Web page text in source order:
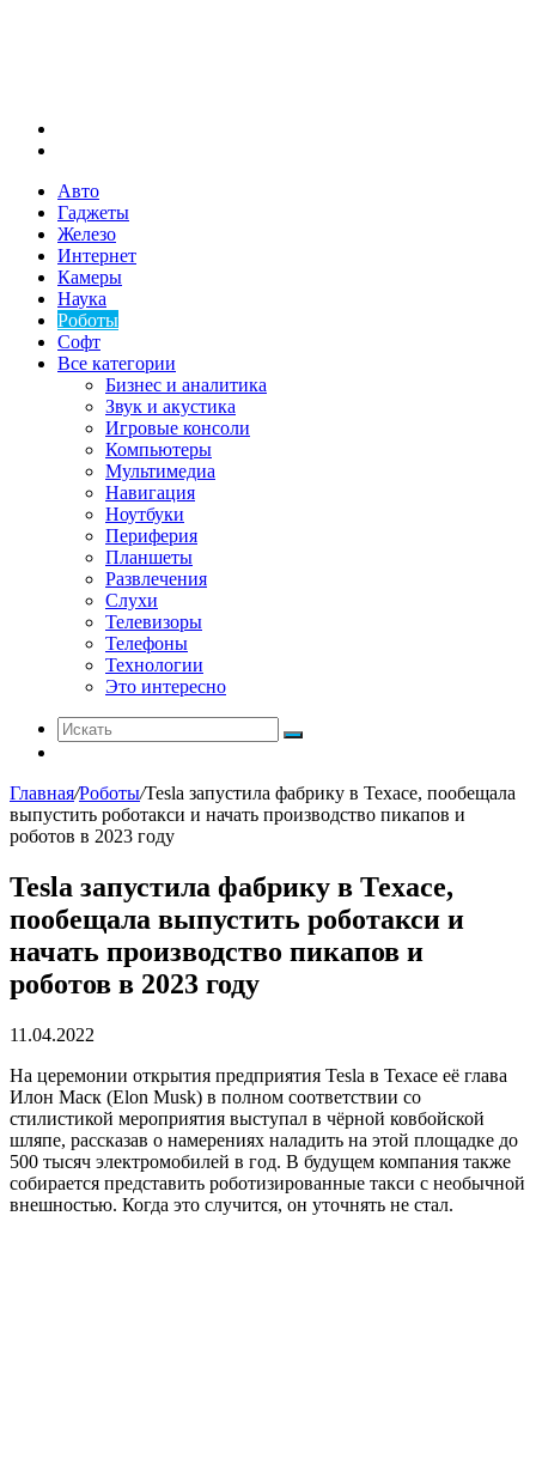
Авто
Гаджеты
Железо
Интернет
Камеры
Наука
Роботы
Софт
Все категории
Бизнес и аналитика
Звук и акустика
Игровые консоли
Компьютеры
Мультимедиа
Навигация
Ноутбуки
Периферия
Планшеты
Развлечения
Слухи
Телевизоры
Телефоны
Технологии
Это интересно
Искать
Главная/Роботы/Tesla запустила фабрику в Техасе, пообещала
выпустить роботакси и начать производство пикапов и
роботов в 2023 году
Tesla запустила фабрику в Техасе,
пообещала выпустить роботакси и
начать производство пикапов и
роботов в 2023 году
11.04.2022
На церемонии открытия предприятия Tesla в Техасе её глава
Илон Маск (Elon Musk) в полном соответствии со
стилистикой мероприятия выступал в чёрной ковбойской
шляпе, рассказав о намерениях наладить на этой площадке до
500 тысяч электромобилей в год. В будущем компания также
собирается представить роботизированные такси с необычной
внешностью. Когда это случится, он уточнять не стал.